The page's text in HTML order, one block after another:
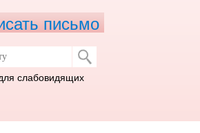
04.04.2025
XI городской конкурс
письмо
слабовидящих